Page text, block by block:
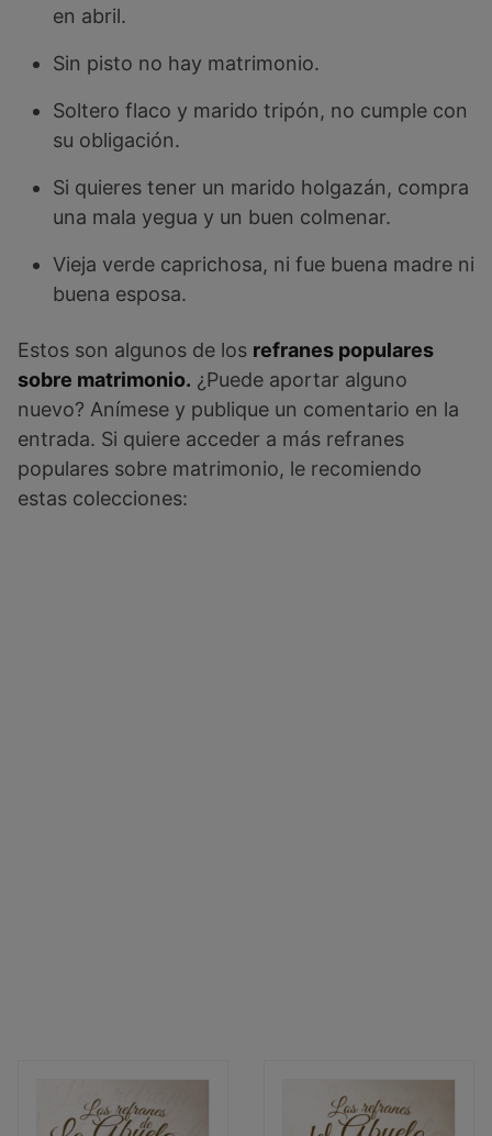
en abril.
Sin pisto no hay matrimonio.
Soltero flaco y marido tripón, no cumple con
su obligación.
Si quieres tener un marido holgazán, compra
una mala yegua y un buen colmenar.
Vieja verde caprichosa, ni fue buena madre ni
buena esposa.
Estos son algunos de los refranes populares
sobre matrimonio. ¿Puede aportar alguno
nuevo? Anímese y publique un comentario en la
entrada. Si quiere acceder a más refranes
populares sobre matrimonio, le recomiendo
estas colecciones: